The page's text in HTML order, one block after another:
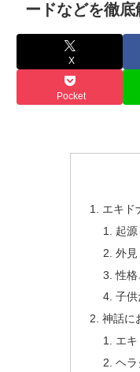
ードなどを徹底
X
Pocket
エキド
起源
外見
性格
子供
神話に
エ
ヘラ